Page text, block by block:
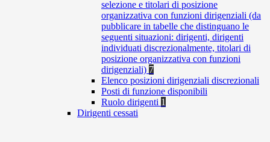
selezione e titolari di posizione
organizzativa con funzioni dirigenziali (da
pubblicare in tabelle che distinguano le
seguenti situazioni: dirigenti, dirigenti
individuati discrezionalmente, titolari di
posizione organizzativa con funzioni
dirigenziali) 7
Elenco posizioni dirigenziali discrezionali
Posti di funzione disponibili
Ruolo dirigenti 1
Dirigenti cessati